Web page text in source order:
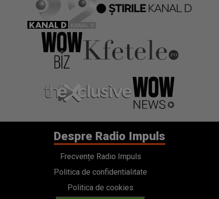
Despre Radio Impuls
Frecvențe Radio Impuls
Politica de confidentialitate
Politica de cookies